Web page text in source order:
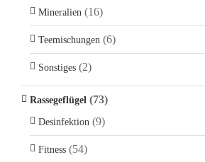
Mineralien (16)
Teemischungen (6)
Sonstiges (2)
Rassegeflügel (73)
Desinfektion (9)
Fitness (54)